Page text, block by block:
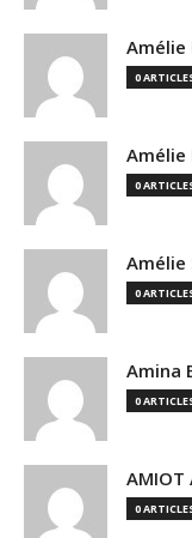
Amélie
0
Amélie
0
Amélie
0
Amina
0
AMIOT
0